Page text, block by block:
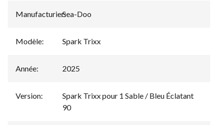
Manufacturier:
Sea-Doo
Modèle: Spark Trixx
Année: 2025
Version:
Spark Trixx pour 1 Sable / Bleu Éclatant
90